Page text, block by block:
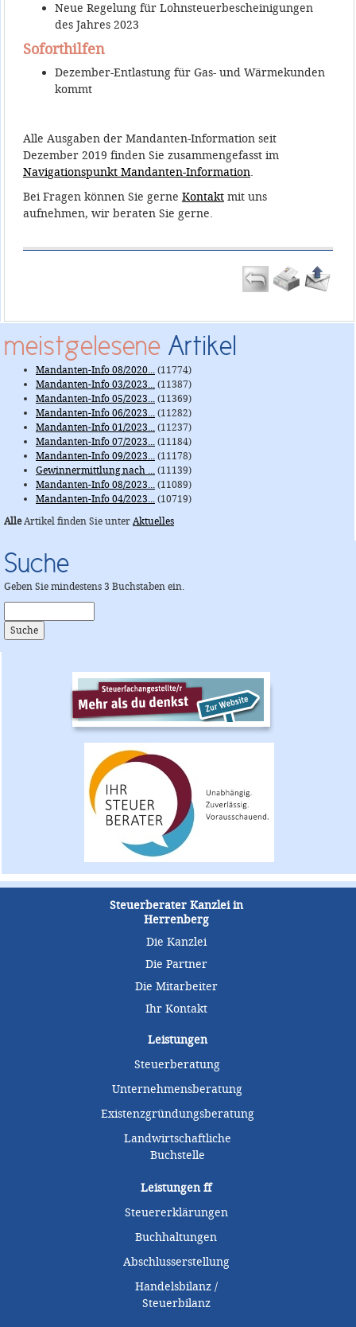
Neue Regelung für Lohnsteuerbescheinigungen
des Jahres 2023
Soforthilfen
Dezember-Entlastung für Gas- und Wärmekunden
kommt
Alle Ausgaben der Mandanten-Information seit
Dezember 2019 finden Sie zusammengefasst im
Navigationspunkt Mandanten-Information.
Bei Fragen können Sie gerne Kontaktmit uns
aufnehmen, wir beraten Sie gerne.
meistgelesene Artikel
Mandanten-Info 08/2020...(11774)
Mandanten-Info 03/2023...(11387)
Mandanten-Info 05/2023...(11369)
Mandanten-Info 06/2023...(11282)
Mandanten-Info 01/2023...(11237)
Mandanten-Info 07/2023...(11184)
Mandanten-Info 09/2023...(11178)
Gewinnermittlung nach ...(11139)
Mandanten-Info 08/2023...(11089)
Mandanten-Info 04/2023...(10719)
AlleArtikel finden Sie unterAktuelles
Suche
Geben Sie mindestens 3 Buchstaben ein.
Steuerberater Kanzlei in
Herrenberg
Die Kanzlei
Die Partner
Die Mitarbeiter
Ihr Kontakt
Leistungen
Steuerberatung
Unternehmensberatung
Existenzgründungsberatung
Landwirtschaftliche
Buchstelle
Leistungenff
Steuererklärungen
Buchhaltungen
Abschlusserstellung
Handelsbilanz /
Steuerbilanz